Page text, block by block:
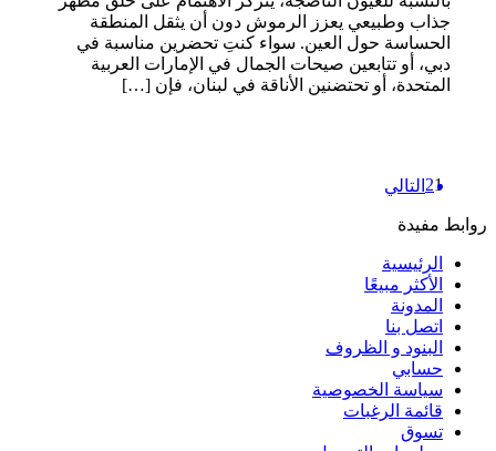
جذاب وطبيعي يعزز الرموش دون أن يثقل المنطقة
الحساسة حول العين. سواء كنتِ تحضرين مناسبة في
دبي، أو تتابعين صيحات الجمال في الإمارات العربية
المتحدة، أو تحتضنين الأناقة في لبنان، فإن […]
Posts
pagination
1
2 التالي
روابط مفيدة
الرئيسية
الأكثر مبيعًا
المدونة
اتصل بنا
البنود و الظروف
حسابي
سياسة الخصوصية
قائمة الرغبات
تسوق